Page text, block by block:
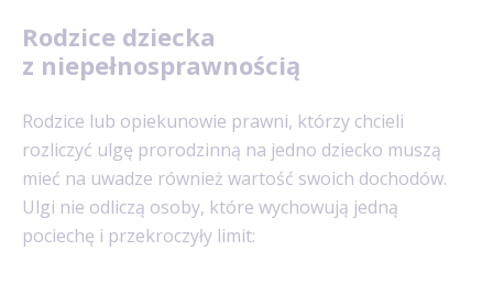
Rodzice dziecka
z niepełnosprawnością
Rodzice lub opiekunowie prawni, którzy chcieli
rozliczyć ulgę prorodzinną na jedno dziecko muszą
mieć na uwadze również wartość swoich dochodów.
Ulgi nie odliczą osoby, które wychowują jedną
pociechę i przekroczyły limit: